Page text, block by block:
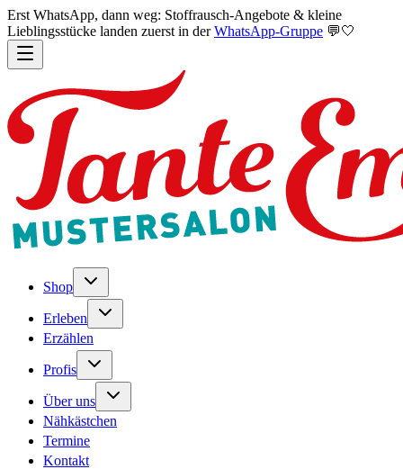
Erst WhatsApp, dann weg: Stoffrausch-Angebote & kleine
Lieblingsstücke landen zuerst in der WhatsApp-Gruppe 💬🤍
Shop
Erleben
Erzählen
Profis
Über uns
Nähkästchen
Termine
Kontakt